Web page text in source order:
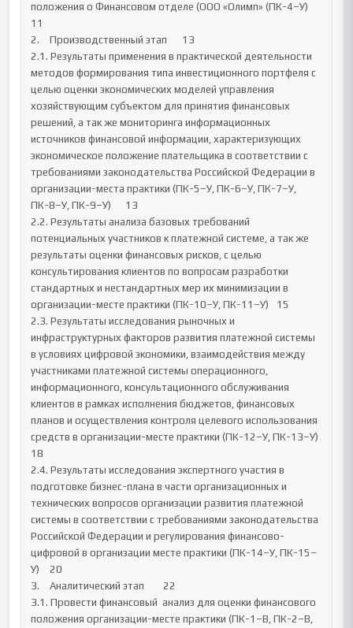
положения о Финансовом отделе (ООО «Олимп» (ПК-4–У)
11
2.	Производственный этап	13
2.1. Результаты применения в практической деятельности
методов формирования типа инвестиционного портфеля с
целью оценки экономических моделей управления
хозяйствующим субъектом для принятия финансовых
решений, а так же мониторинга информационных
источников финансовой информации, характеризующих
экономическое положение плательщика в соответствии с
требованиями законодательства Российской Федерации в
организации-места практики (ПК-5–У, ПК-6–У, ПК-7–У,
ПК-8–У, ПК-9–У)	13
2.2. Результаты анализа базовых требований
потенциальных участников к платежной системе, а так же
результаты оценки финансовых рисков, с целью
консультирования клиентов по вопросам разработки
стандартных и нестандартных мер их минимизации в
организации-месте практики (ПК-10–У, ПК-11–У)	15
2.3. Результаты исследования рыночных и
инфраструктурных факторов развития платежной системы
в условиях цифровой экономики, взаимодействия между
участниками платежной системы операционного,
информационного, консультационного обслуживания
клиентов в рамках исполнения бюджетов, финансовых
планов и осуществления контроля целевого использования
средств в организации-месте практики (ПК-12–У, ПК-13–У)
18
2.4. Результаты исследования экспертного участия в
подготовке бизнес-плана в части организационных и
технических вопросов организации развития платежной
системы в соответствии с требованиями законодательства
Российской Федерации и регулирования финансово-
цифровой в организации месте практики (ПК-14–У, ПК-15–
У)	20
3.	Аналитический этап	22
3.1. Провести финансовый  анализ для оценки финансового
положения организации-месте практики (ПК-1–В, ПК-2–В,